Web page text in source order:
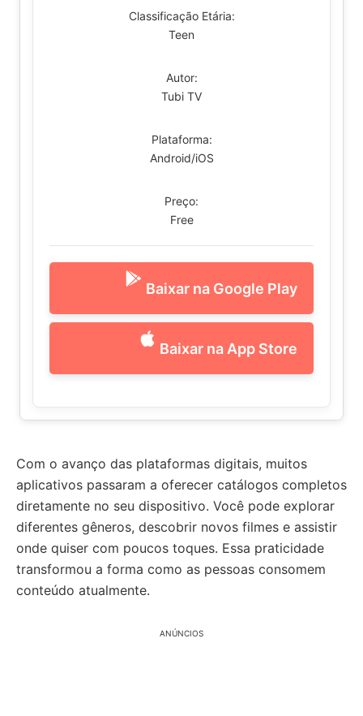
Classificação Etária:
Teen
Autor:
Tubi TV
Plataforma:
Android/iOS
Preço:
Free
Baixar na Google Play
Baixar na App Store
Com o avanço das plataformas digitais, muitos
aplicativos passaram a oferecer catálogos completos
diretamente no seu dispositivo. Você pode explorar
diferentes gêneros, descobrir novos filmes e assistir
onde quiser com poucos toques. Essa praticidade
transformou a forma como as pessoas consomem
conteúdo atualmente.
ANÚNCIOS